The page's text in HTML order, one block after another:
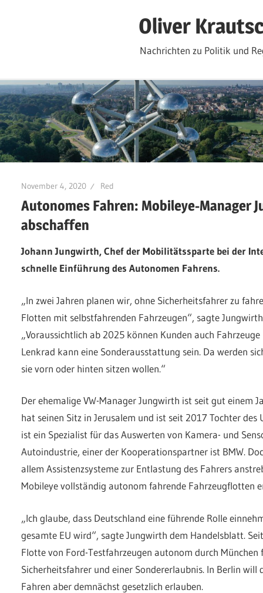
Oliver
Nachrichten zu Politik und
November 4, 2020 Red
Autonomes Fahren: Mobileye-Manager
abschaffen
Johann Jungwirth, Chef der Mobilitätssparte bei der
schnelle Einführung des Autonomen Fahrens.
„In zwei Jahren planen wir, ohne Sicherheitsfahrer zu
Flotten mit selbstfahrenden Fahrzeugen“, sagte
„Voraussichtlich ab 2025 können Kunden auch
Lenkrad kann eine Sonderausstattung sein. Da werden
sie vorn oder hinten sitzen wollen.“
Der ehemalige VW-Manager Jungwirth ist seit gut einem
hat seinen Sitz in Jerusalem und ist seit 2017 Tochter
ist ein Spezialist für das Auswerten von Kamera- und
Autoindustrie, einer der Kooperationspartner ist BMW.
allem Assistenzsysteme zur Entlastung des Fahrers
Mobileye vollständig autonom fahrende Fahrzeugflotten
„Ich glaube, dass Deutschland eine führende Rolle
gesamte EU wird“, sagte Jungwirth dem Handelsblatt.
Flotte von Ford-Testfahrzeugen autonom durch
Sicherheitsfahrer und einer Sondererlaubnis. In Berlin
Fahren aber demnächst gesetzlich erlauben.